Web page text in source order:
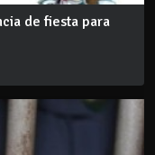
de fiesta para